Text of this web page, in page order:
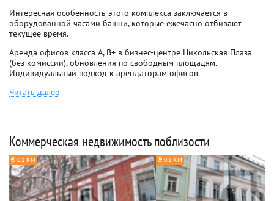
Интересная особенность этого комплекса заключается в
оборудованной часами башни, которые ежечасно отбивают
текущее время.
Аренда офисов класса A, B+ в бизнес-центре Никольская Плаза
(без комиссии), обновления по свободным площадям.
Индивидуальный подход к арендаторам офисов.
Читать далее
Коммерческая недвижимость поблизости
0.1 КМ 0.1 КМ